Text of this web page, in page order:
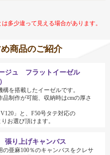
多少違って見える場合があります。
め商品のご紹介
ジュ フラットイーゼル
を搭載したイーゼルです。
品制作が可能、収納時はcmの厚さ
」と、F50号タテ対応の
お選び頂けます。
り上げキャンバス
の亜麻100％のキャンバスをクレサ